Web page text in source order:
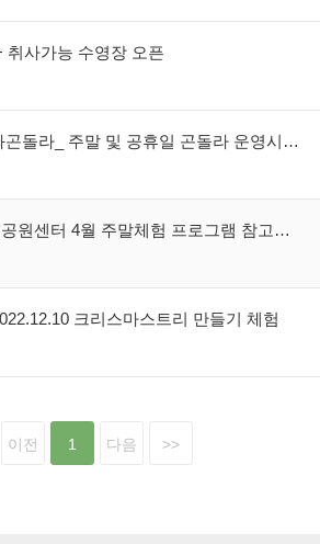
취사가능 수영장 오픈
돌라_ 주말 및 공휴일 곤돌라 운영시간
원센터 4월 주말체험 프로그램 참고하
크리스마스트리 만들기 체험
이전 1 다음 >>